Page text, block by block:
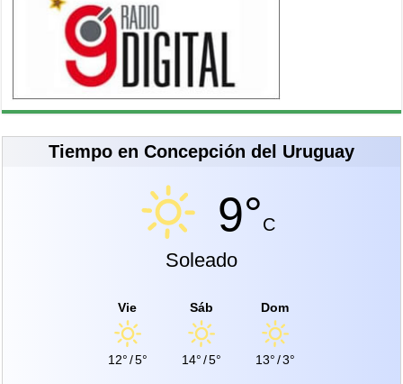
Tiempo en Concepción del Uruguay
9°C
Soleado
Vie
12°/5°
Sáb
14°/5°
Dom
13°/3°